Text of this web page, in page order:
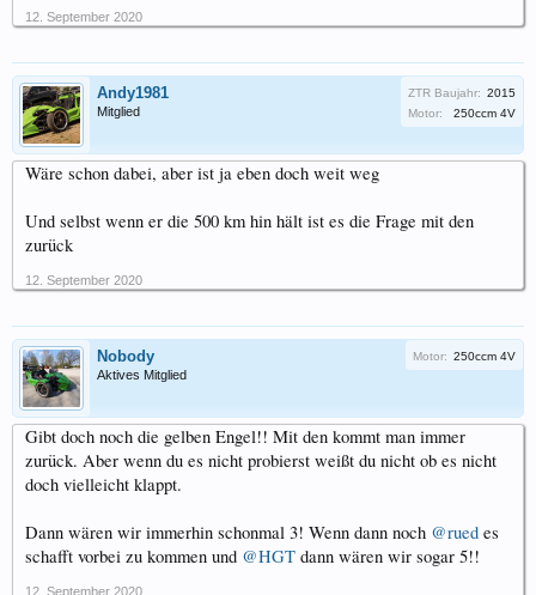
12. September 2020
Andy1981
Mitglied
ZTR Baujahr: 2015
Motor:
250ccm 4V
Wäre schon dabei, aber ist ja eben doch weit weg
Und selbst wenn er die 500 km hin hält ist es die Frage mit den
zurück
12. September 2020
Nobody
Aktives Mitglied
Motor: 250ccm 4V
Gibt doch noch die gelben Engel!! Mit den kommt man immer
zurück. Aber wenn du es nicht probierst weißt du nicht ob es nicht
doch vielleicht klappt.
Dann wären wir immerhin schonmal 3! Wenn dann noch @rued es
schafft vorbei zu kommen und @HGT dann wären wir sogar 5!!
12. September 2020